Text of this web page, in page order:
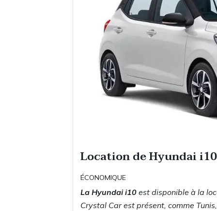
Location de Hyundai i10
ÉCONOMIQUE
La Hyundai i10est disponible à la
Crystal Car est présent, comme